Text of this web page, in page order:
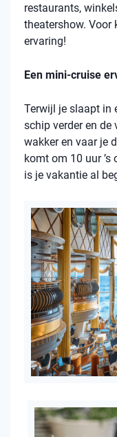
restaurants,
theatershow. Voor
ervaring!
Een mini-cruise
Terwijl je slaapt in
schip verder en
wakker en vaar je
komt om 10 uur
is je vakantie al